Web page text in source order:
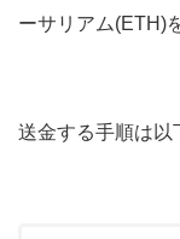
ーサリアム(ETH)
送金する手順は以